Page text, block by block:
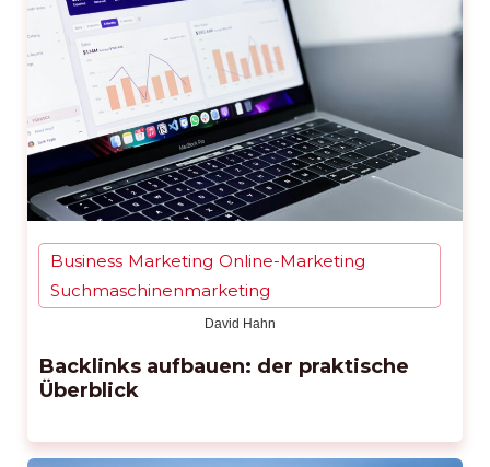
Business Marketing Online-Marketing
Suchmaschinenmarketing
David Hahn
Backlinks aufbauen: der praktische
Überblick